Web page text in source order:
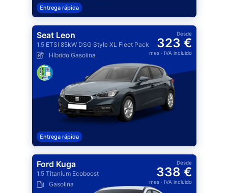
Entrega rápida
Seat Leon
1.5 ETSI 85kW DSG Style XL Fleet Pack
Híbrido Gasolina
Desde
323 €
mes· IVA incluido
Entrega rápida
Ford Kuga
1.5 Titanium Ecoboost
Gasolina
Desde
338 €
mes· IVA incluido